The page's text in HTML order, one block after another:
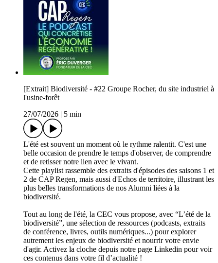
[Extrait] Biodiversité - #22 Groupe Rocher, du site industriel à
l'usine-forêt
27/07/2026
5 min
L'été est souvent un moment où le rythme ralentit. C'est une
belle occasion de prendre le temps d'observer, de comprendre
et de retisser notre lien avec le vivant.
Cette playlist rassemble des extraits d'épisodes des saisons 1 et
2 de CAP Regen, mais aussi d'Echos de territoire, illustrant les
plus belles transformations de nos Alumni liées à la
biodiversité.
Tout au long de l'été, la CEC vous propose, avec “L’été de la
biodiversité”, une sélection de ressources (podcasts, extraits
de conférence, livres, outils numériques...) pour explorer
autrement les enjeux de biodiversité et nourrir votre envie
d'agir. Activez la cloche depuis notre page Linkedin pour voir
ces contenus dans votre fil d’actualité !